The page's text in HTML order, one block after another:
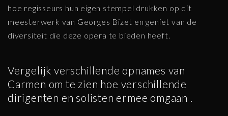
hoe regisseurs hun eigen stempel drukken op dit
meesterwerk van Georges Bizet en geniet van de
diversiteit die deze opera te bieden heeft.
Vergelijk verschillende opnames van
Carmen om te zien hoe verschillende
dirigenten en solisten ermee omgaan .